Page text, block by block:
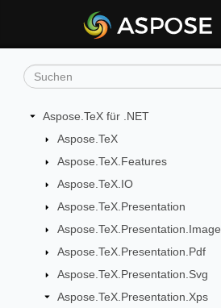
Aspose.TeX für .NET
Aspose.TeX
Aspose.TeX.Features
Aspose.TeX.IO
Aspose.TeX.Presentation
Aspose.TeX.Presentation.Image
Aspose.TeX.Presentation.Pdf
Aspose.TeX.Presentation.Svg
Aspose.TeX.Presentation.Xps